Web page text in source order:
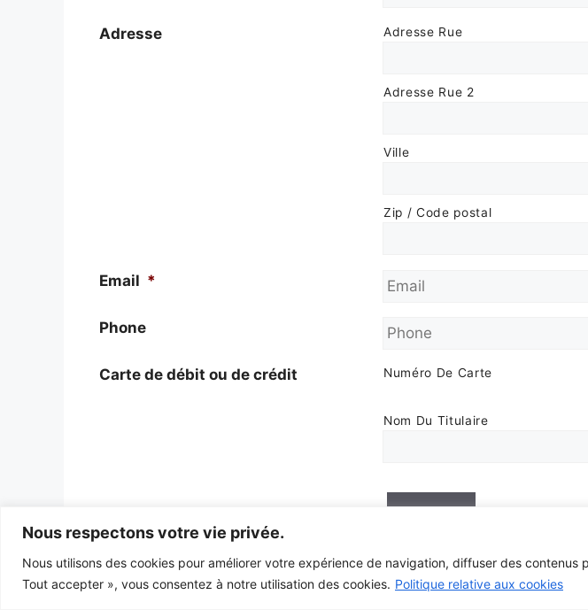
Nous respectons votre vie privée.
Nous utilisons des cookies pour améliorer votre expérience de navigation, diffuser des contenus
Tout accepter », vous consentez à notre utilisation des cookies. Politique relative aux cookies
Adresse Adresse Rue
Adresse Rue 2
Ville
Zip / Code postal
Email *
Phone
Carte de débit ou de crédit Numéro De Carte
Nom Du Titulaire